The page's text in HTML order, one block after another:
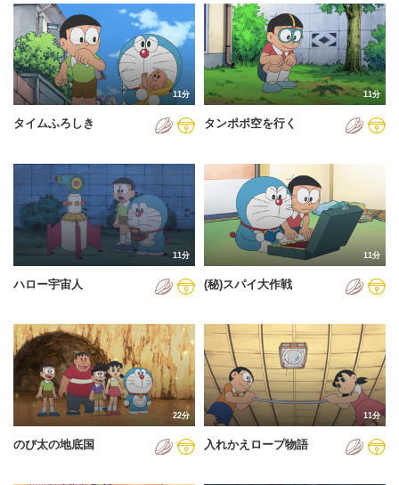
2024年
2025年
2026年
11分
タイムふろしき
11分
タンポポ空を行く
11分
ハロー宇宙人
11分
(秘)スパイ大作戦
22分
のび太の地底国
11分
入れかえロープ物語